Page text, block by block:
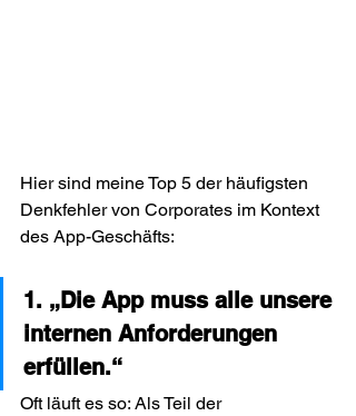
Hier sind meine Top 5 der häufigsten
Denkfehler von Corporates im Kontext
des App-Geschäfts:
1. „Die App muss alle unsere
internen Anforderungen
erfüllen.“
Oft läuft es so: Als Teil der